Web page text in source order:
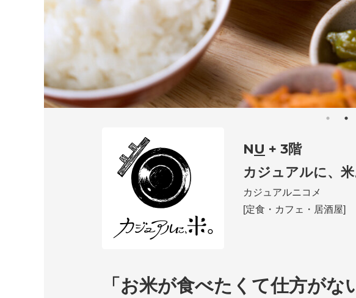
カスタマーハラスメントに対する基
NU + 3階
カジュアルに、米
カジュアルニコメ
[定食・カフェ・居酒屋]
「お米が食べたくて仕方がな